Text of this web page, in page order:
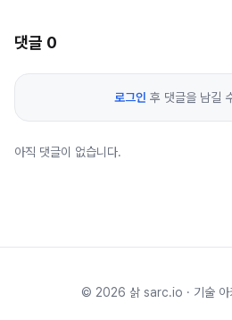
댓글 0
로그인 후 댓글을 남길
아직 댓글이 없습니다.
© 2026 삵 sarc.io · 기술 아